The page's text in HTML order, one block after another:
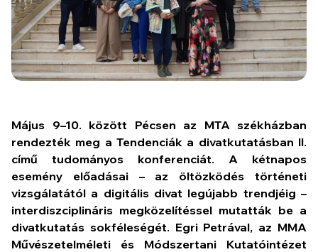
Május 9–10. között Pécsen az MTA székházban
rendezték meg a Tendenciák a divatkutatásban II.
című tudományos konferenciát. A kétnapos
esemény előadásai – az öltözködés történeti
vizsgálatától a digitális divat legújabb trendjéig –
interdiszciplináris megközelítéssel mutatták be a
divatkutatás sokféleségét. Egri Petrával, az MMA
Művészetelméleti és Módszertani Kutatóintézet